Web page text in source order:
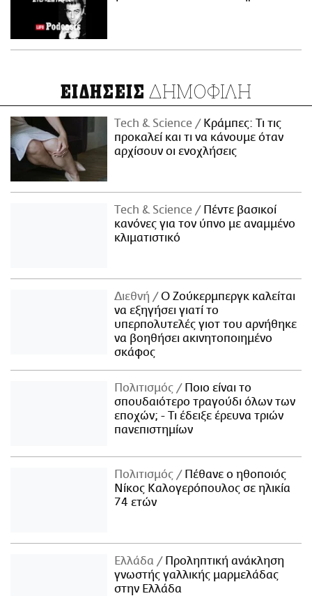
ΕΙΔΗΣΕΙΣ ΔΗΜΟΦΙΛΗ
Τech & Science
Κράμπες: Τι τις
προκαλεί και τι να κάνουμε όταν
αρχίσουν οι ενοχλήσεις
Τech & Science
Πέντε βασικοί
κανόνες για τον ύπνο με αναμμένο
κλιματιστικό
Διεθνή
Ο Ζούκερμπεργκ καλείται
να εξηγήσει γιατί το
υπερπολυτελές γιοτ του αρνήθηκε
να βοηθήσει ακινητοποιημένο
σκάφος
Πολιτισμός
Ποιο είναι το
σπουδαιότερο τραγούδι όλων των
εποχών; - Τι έδειξε έρευνα τριών
πανεπιστημίων
Πολιτισμός
Πέθανε ο ηθοποιός
Νίκος Καλογερόπουλος σε ηλικία
74 ετών
Ελλάδα
Προληπτική ανάκληση
γνωστής γαλλικής μαρμελάδας
στην Ελλάδα